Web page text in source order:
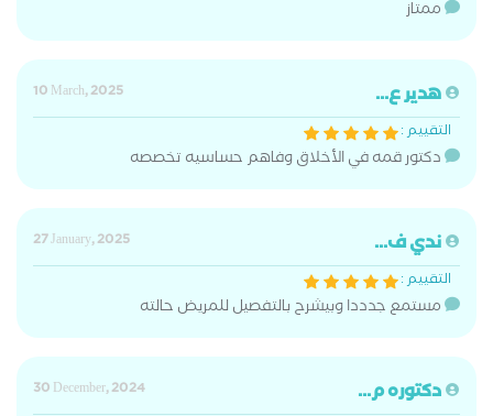
ممتاز
هدير ع...
10 March, 2025
التقييم :
دكتور قمه في الأخلاق وفاهم حساسيه تخصصه
ندي ف...
27 January, 2025
التقييم :
مستمع جدددا وبيشرح بالتفصيل للمريض حالته
دكتوره م...
30 December, 2024